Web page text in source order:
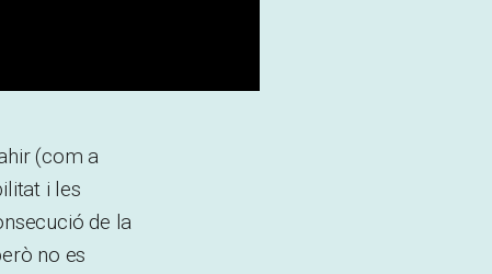
(com a
i les
de la
no es